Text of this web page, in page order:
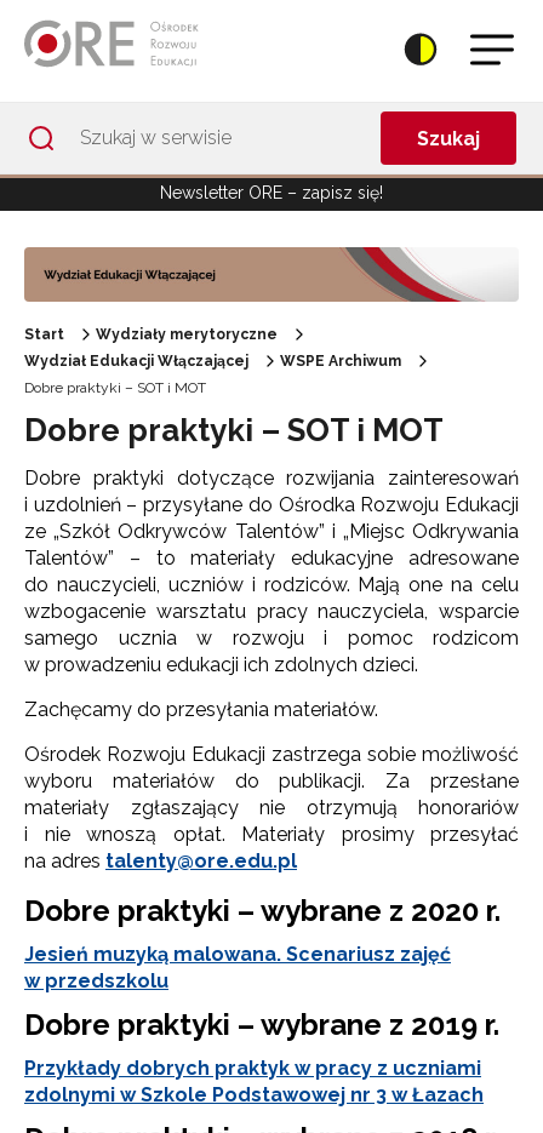
Szukaj
Newsletter ORE – zapisz się!
Start
Wydziały merytoryczne
Wydział Edukacji Włączającej
WSPE Archiwum
Dobre praktyki – SOT i MOT
Dobre praktyki – SOT i MOT
Dobre praktyki dotyczące rozwijania zainteresowań
i uzdolnień – przysyłane do Ośrodka Rozwoju Edukacji
ze „Szkół Odkrywców Talentów” i „Miejsc Odkrywania
Talentów” – to materiały edukacyjne adresowane
do nauczycieli, uczniów i rodziców. Mają one na celu
wzbogacenie warsztatu pracy nauczyciela, wsparcie
samego ucznia w rozwoju i pomoc rodzicom
w prowadzeniu edukacji ich zdolnych dzieci.
Zachęcamy do przesyłania materiałów.
Ośrodek Rozwoju Edukacji zastrzega sobie możliwość
wyboru materiałów do publikacji. Za przesłane
materiały zgłaszający nie otrzymują honorariów
i nie wnoszą opłat. Materiały prosimy przesyłać
na adres talenty@ore.edu.pl
Dobre praktyki – wybrane z 2020 r.
Jesień muzyką malowana. Scenariusz zajęć
w przedszkolu
Dobre praktyki – wybrane z 2019 r.
Przykłady dobrych praktyk w pracy z uczniami
zdolnymi w Szkole Podstawowej nr 3 w Łazach